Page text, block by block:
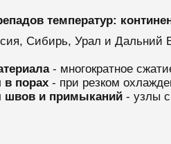
температур:
Сибирь, Урал и Дальний
- многократное
в порах- при резком
швов и примыканий- узлы с